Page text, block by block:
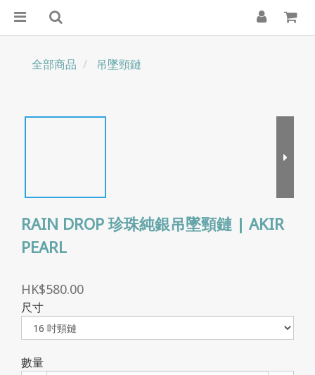
全部商品 吊墜頸鏈
RAIN DROP 珍珠純銀吊墜頸鏈 | AKIR
PEARL
HK$580.00
尺寸
數量